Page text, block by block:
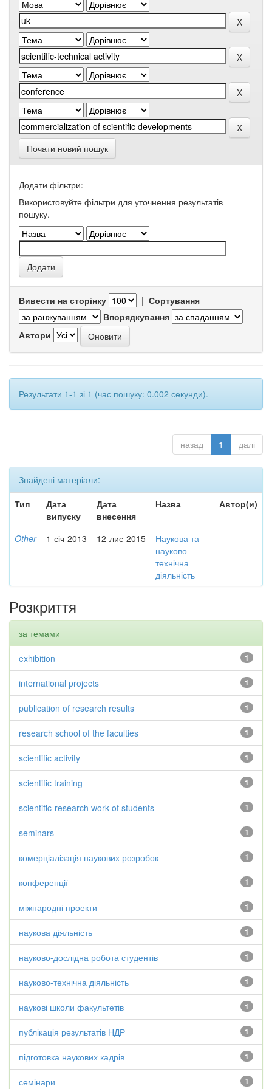
Почати новий пошук
Додати фільтри:
Використовуйте фільтри для уточнення результатів
пошуку.
Вивести на сторінку | Сортування
Впорядкування
Автори
Результати 1-1 зі 1 (час пошуку: 0.002 секунди).
назад 1 далі
Знайдені матеріали:
Тип
Дата
випуску
Дата
внесення
Назва Автор(и)
Other 1-січ-2013 12-лис-2015
Наукова та
науково-
технічна
діяльність
-
Розкриття
за темами
1
exhibition
1
international projects
1
publication of research results
1
research school of the faculties
1
scientific activity
1
scientific training
1
scientific-research work of students
1
seminars
1
комерціалізація наукових розробок
1
конференції
1
міжнародні проекти
1
наукова діяльність
1
науково-дослідна робота студентів
1
науково-технічна діяльність
1
наукові школи факультетів
1
публікація результатів НДР
1
підготовка наукових кадрів
1
семінари